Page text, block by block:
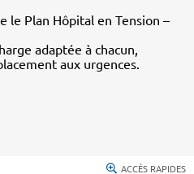
le Plan Hôpital en Tension –
adaptée à chacun,
aux urgences.
ACCÈS RAPIDES